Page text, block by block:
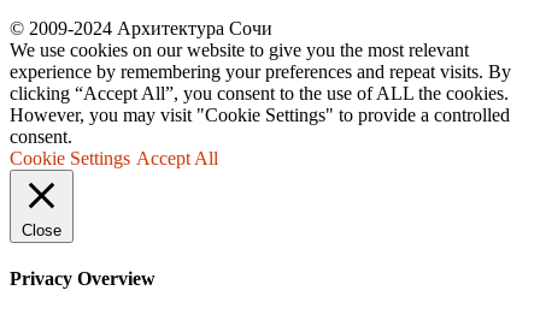
© 2009-2024 Архитектура Сочи
We use cookies on our website to give you the most relevant
experience by remembering your preferences and repeat visits. By
clicking “Accept All”, you consent to the use of ALL the cookies.
However, you may visit "Cookie Settings" to provide a controlled
consent.
Cookie Settings Accept All
Close
Privacy Overview